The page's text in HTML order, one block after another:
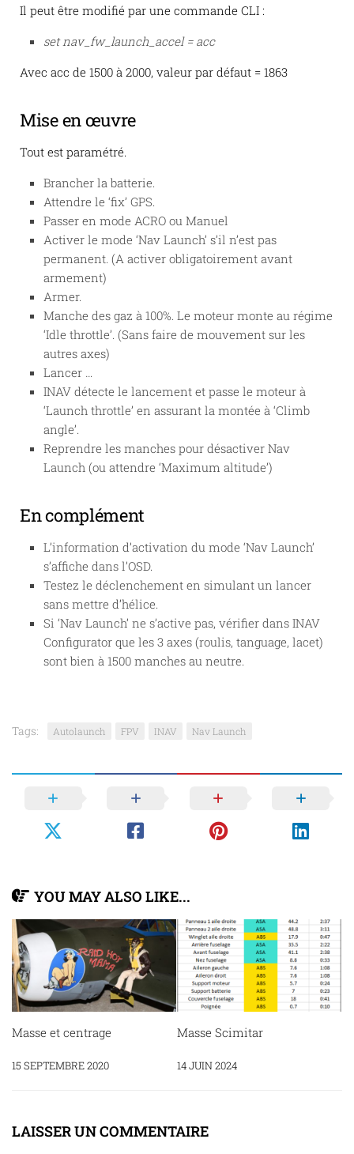
Il peut être modifié par une commande CLI :
set nav_fw_launch_accel = acc
Avec acc de 1500 à 2000, valeur par défaut = 1863
Mise en œuvre
Tout est paramétré.
Brancher la batterie.
Attendre le ‘fix’ GPS.
Passer en mode ACRO ou Manuel
Activer le mode ‘Nav Launch’ s’il n’est pas
permanent. (A activer obligatoirement avant
armement)
Armer.
Manche des gaz à 100%. Le moteur monte au régime
‘Idle throttle’. (Sans faire de mouvement sur les
autres axes)
Lancer …
INAV détecte le lancement et passe le moteur à
‘Launch throttle’ en assurant la montée à ‘Climb
angle’.
Reprendre les manches pour désactiver Nav
Launch (ou attendre ‘Maximum altitude’)
En complément
L’information d’activation du mode ‘Nav Launch’
s’affiche dans l’OSD.
Testez le déclenchement en simulant un lancer
sans mettre d’hélice.
Si ‘Nav Launch’ ne s’active pas, vérifier dans INAV
Configurator que les 3 axes (roulis, tanguage, lacet)
sont bien à 1500 manches au neutre.
Tags: Autolaunch FPV INAV Nav Launch
YOU MAY ALSO LIKE...
Masse et centrage
15 SEPTEMBRE 2020
Masse Scimitar
14 JUIN 2024
LAISSER UN COMMENTAIRE